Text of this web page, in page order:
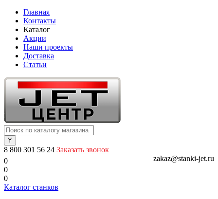
Главная
Контакты
Каталог
Акции
Наши проекты
Доставка
Статьи
8 800 301 56 24 Заказать звонок
zakaz@stanki-jet.ru
0
0
0
Каталог станков